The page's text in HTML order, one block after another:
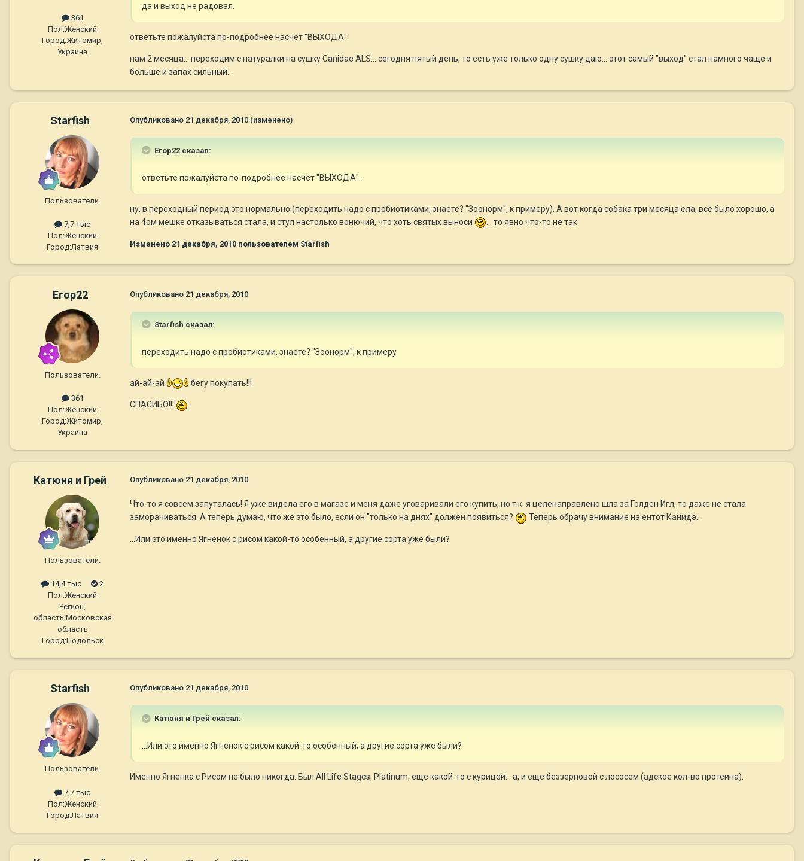
361
Пол:Женский
Город:Житомир,
Украина
да и выход не радовал.
ответьте пожалуйста по-подробнее насчёт "ВЫХОДА".
нам 2 месяца... переходим с натуралки на сушку Canidae ALS... сегодня пятый день, то есть уже только одну сушку даю... этот самый "выход" стал намного чаще и
больше и запах сильный...
Starfish
Пользователи.
7,7 тыс
Пол:Женский
Город:Латвия
Опубликовано 21 декабря, 2010 (изменено)
Егор22 сказал:
ответьте пожалуйста по-подробнее насчёт "ВЫХОДА".
ну, в переходный период это нормально (переходить надо с пробиотиками, знаете? "Зоонорм", к примеру). А вот когда собака три месяца ела, все было хорошо, а
на 4ом мешке отказываться стала, и стул настолько вонючий, что хоть святых выноси
... то явно что-то не так.
Изменено 21 декабря, 2010 пользователем Starfish
Егор22
Пользователи.
361
Пол:Женский
Город:Житомир,
Украина
Опубликовано 21 декабря, 2010
Starfish сказал:
переходить надо с пробиотиками, знаете? "Зоонорм", к примеру
ай-ай-ай бегу покупать!!!
СПАСИБО!!!
Катюня и Грей
Пользователи.
14,4 тыс
2
Пол:Женский
Регион,
область:Московская
область
Город:Подольск
Опубликовано 21 декабря, 2010
Что-то я совсем запуталась! Я уже видела его в магазе и меня даже уговаривали его купить, но т.к. я целенаправлено шла за Голден Игл, то даже не стала
заморачиваться. А теперь думаю, что же это было, если он "только на днях" должен появиться?
Теперь обрачу внимание на ентот Канидэ...
...Или это именно Ягненок с рисом какой-то особенный, а другие сорта уже были?
Starfish
Пользователи.
7,7 тыс
Пол:Женский
Город:Латвия
Опубликовано 21 декабря, 2010
Катюня и Грей сказал:
...Или это именно Ягненок с рисом какой-то особенный, а другие сорта уже были?
Именно Ягненка с Рисом не было никогда. Был All Life Stages, Platinum, еще какой-то с курицей... а, и еще беззерновой с лососем (адское кол-во протеина).